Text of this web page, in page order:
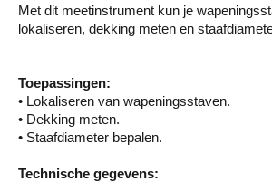
Met dit meetinstrument kun je
lokaliseren, dekking meten en
Toepassingen:
• Lokaliseren van wapeningsstaven.
• Dekking meten.
• Staafdiameter bepalen.
Technische gegevens: